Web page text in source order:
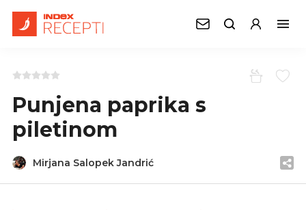
Punjena paprika s
piletinom
Mirjana Salopek Jandrić